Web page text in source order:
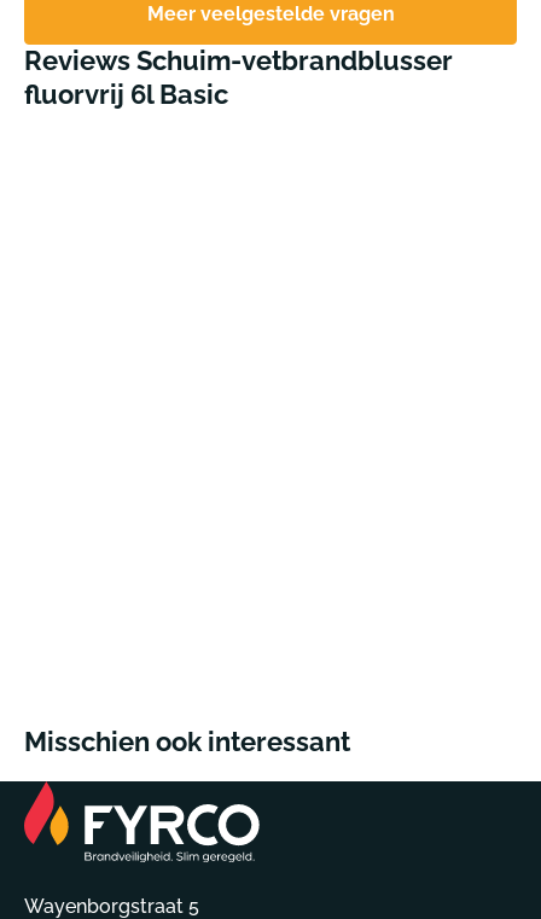
Meer veelgestelde vragen
Reviews Schuim-vetbrandblusser
fluorvrij 6l Basic
Misschien ook interessant
Wayenborgstraat 5